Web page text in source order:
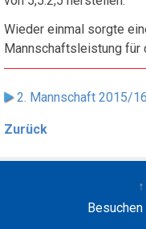
Wieder einmal sorgte
Mannschaftsleistung für
2. Mannschaft 2015/16
Zurück